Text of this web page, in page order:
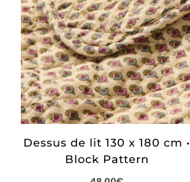
Dessus de lit 130 x 180 cm •
Block Pattern